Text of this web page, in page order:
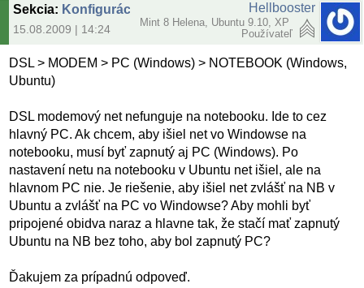
Sekcia: Konfigurácia
15.08.2009 | 14:24
Hellbooster
Mint 8 Helena, Ubuntu 9.10, XP
Používateľ
DSL > MODEM > PC (Windows) > NOTEBOOK (Windows,
Ubuntu)
DSL modemový net nefunguje na notebooku. Ide to cez
hlavný PC. Ak chcem, aby išiel net vo Windowse na
notebooku, musí byť zapnutý aj PC (Windows). Po
nastavení netu na notebooku v Ubuntu net išiel, ale na
hlavnom PC nie. Je riešenie, aby išiel net zvlášť na NB v
Ubuntu a zvlášť na PC vo Windowse? Aby mohli byť
pripojené obidva naraz a hlavne tak, že stačí mať zapnutý
Ubuntu na NB bez toho, aby bol zapnutý PC?
Ďakujem za prípadnú odpoveď.